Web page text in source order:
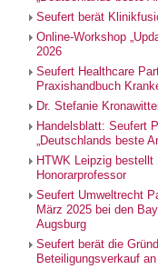
Seufert berät
Online-Workshop
2026
Seufert Healthcare
Praxishandbuch
Dr. Stefanie
Handelsblatt: Seufert
„Deutschlands beste
HTWK Leipzig
Honorarprofessor
Seufert Umweltrecht
März 2025 bei den
Augsburg
Seufert berät die
Beteiligungsverkauf